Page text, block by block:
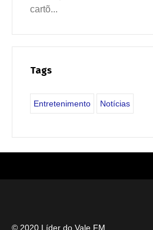
cartõ...
Tags
Entretenimento Notícias
© 2020 Líder do Vale FM